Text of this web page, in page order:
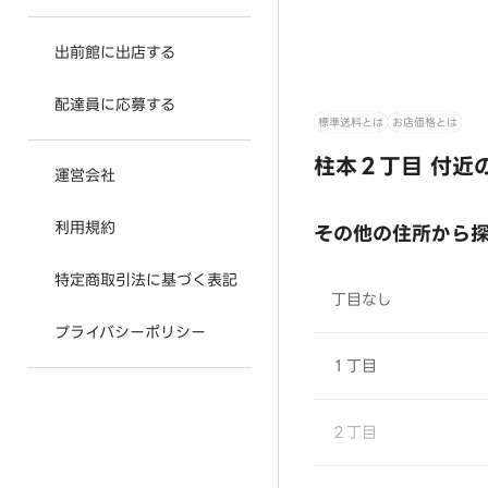
出前館に出店する
配達員に応募する
運営会社
利用規約
特定商取引法に基づく表記
プライバシーポリシー
標準送料とは お店価格とは
柱本２丁目 付近
その他の住所から
丁目なし
１丁目
２丁目